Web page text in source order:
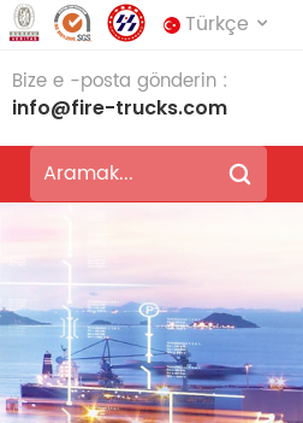
Türkçe
Deutsch
português Nederlands
العربية 日本語
한국의 Türkçe
Bize e -posta gönderin :
info@fire-trucks.com